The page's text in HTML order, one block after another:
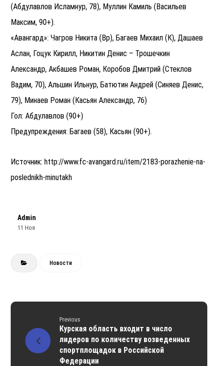
(Абдулавлов Исламнур, 78), Муллин Камиль (Васильев
Максим, 90+).
«Авангард»: Чагров Никита (Вр), Багаев Михаил (К), Дашаев
Аслан, Гоцук Кирилл, Никитин Денис – Трошечкин
Александр, Акбашев Роман, Коробов Дмитрий (Стеклов
Вадим, 70), Альшин Ильнур, Батютин Андрей (Синяев Денис,
79), Минаев Роман (Касьян Александр, 76)
Гол: Абдулавлов (90+)
Предупреждения: Багаев (58), Касьян (90+).
Источник: http://www.fc-avangard.ru/item/2183-porazhenie-na-
poslednikh-minutakh
Admin
11 Ноя
Новости
Previous
Курская область входит в число
лидеров по количеству возведенных
спортплощадок в Российской
Федерации